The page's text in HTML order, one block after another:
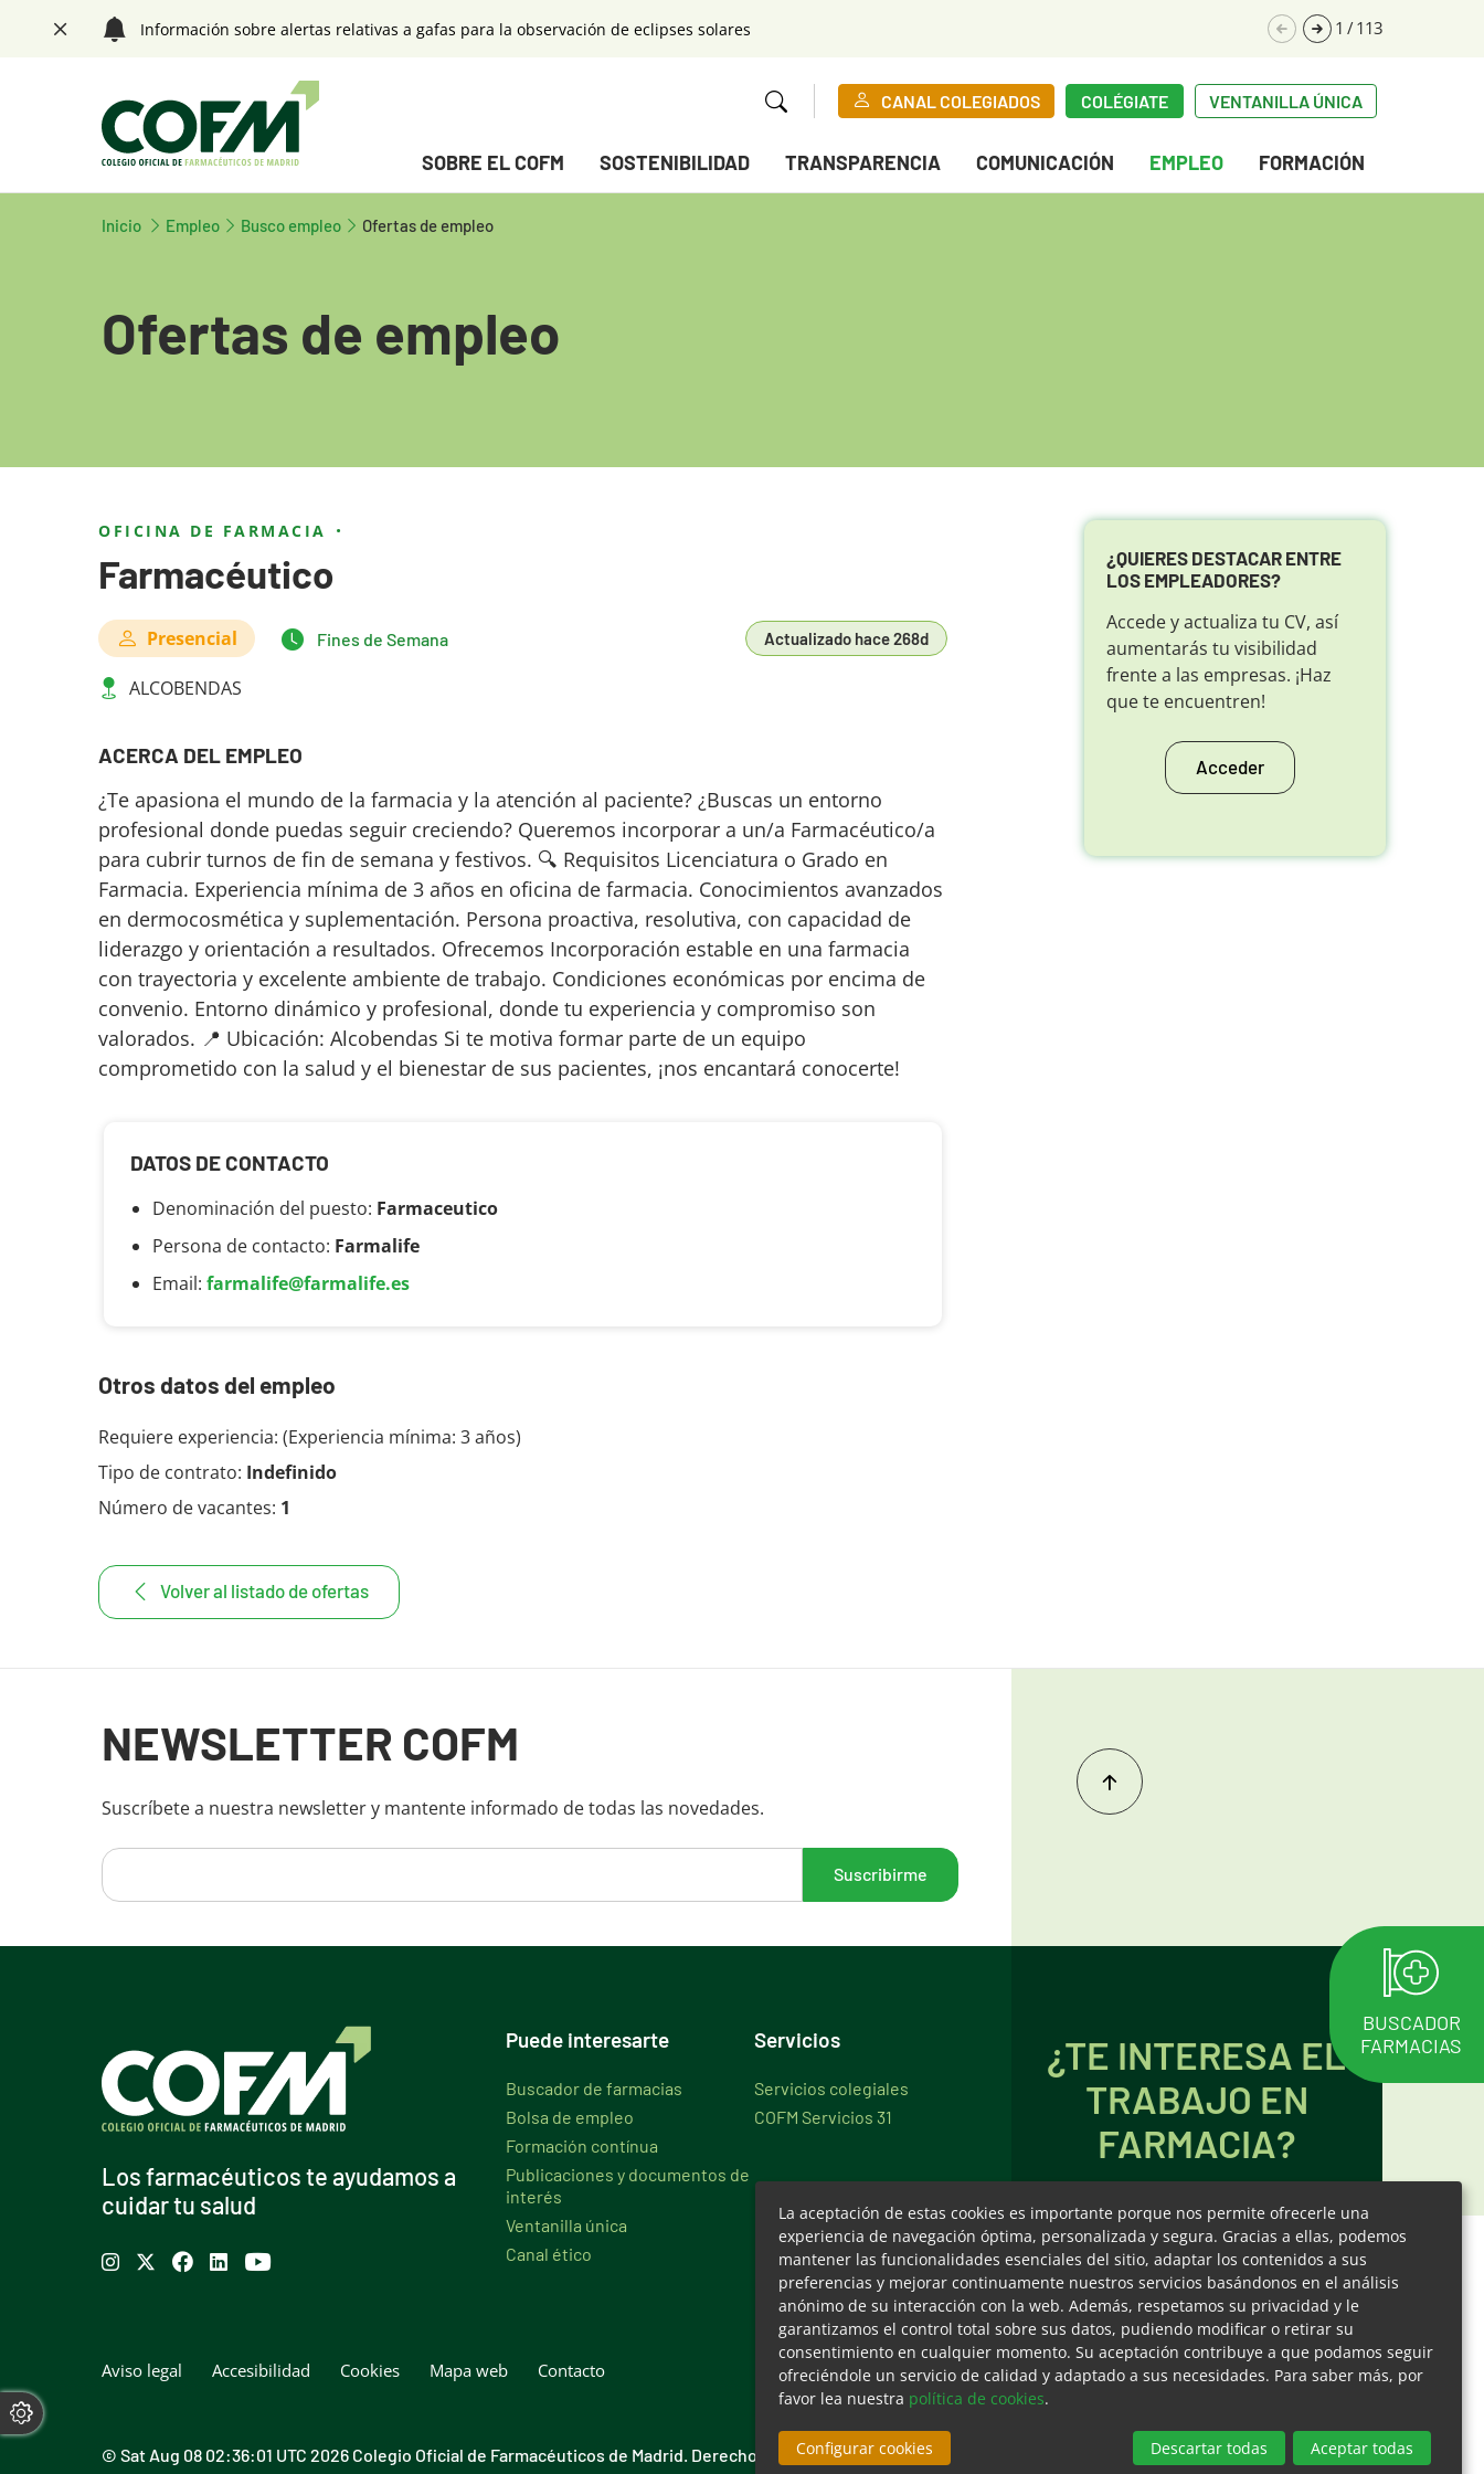
Saltar navegación. Ir directamente al contenido principal
Información sobre alertas relativas a gafas para la observación de eclipses solares 1 /113
CANAL COLEGIADOS COLÉGIATE VENTANILLA ÚNICA
Menú principalSOBRE EL COFM SOSTENIBILIDAD TRANSPARENCIA COMUNICACIÓN EMPLEO FORMACIÓN
Inicio Tecla de acceso 1
Empleo Busco empleo Ofertas de empleo
Ofertas de empleo
OFICINA DE FARMACIA
Farmacéutico
Presencial Fines de Semana Actualizado hace 268d
ALCOBENDAS
ACERCA DEL EMPLEO
¿Te apasiona el mundo de la farmacia y la atención al paciente? ¿Buscas un entorno
profesional donde puedas seguir creciendo? Queremos incorporar a un/a Farmacéutico/a
para cubrir turnos de fin de semana y festivos. 🔍 Requisitos Licenciatura o Grado en
Farmacia. Experiencia mínima de 3 años en oficina de farmacia. Conocimientos avanzados
en dermocosmética y suplementación. Persona proactiva, resolutiva, con capacidad de
liderazgo y orientación a resultados. Ofrecemos Incorporación estable en una farmacia
con trayectoria y excelente ambiente de trabajo. Condiciones económicas por encima de
convenio. Entorno dinámico y profesional, donde tu experiencia y compromiso son
valorados. 📍 Ubicación: Alcobendas Si te motiva formar parte de un equipo
comprometido con la salud y el bienestar de sus pacientes, ¡nos encantará conocerte!
DATOS DE CONTACTO
Denominación del puesto: Farmaceutico
Persona de contacto: Farmalife
Email: farmalife@farmalife.es
Otros datos del empleo
Requiere experiencia: (Experiencia mínima: 3 años)
Tipo de contrato: Indefinido
Número de vacantes: 1
Volver al listado de ofertas
¿QUIERES DESTACAR ENTRE
LOS EMPLEADORES?
Accede y actualiza tu CV, así
aumentarás tu visibilidad
frente a las empresas. ¡Haz
que te encuentren!
Acceder
BUSCADOR
FARMACIAS
NEWSLETTER COFM
Suscríbete a nuestra newsletter y mantente informado de todas las novedades.
Los farmacéuticos te ayudamos a
cuidar tu salud
Se abre en ventana nueva
Se abre en ventana nueva
Se abre en ventana nueva
Puede interesarte
Buscador de farmacias
Bolsa de empleo
Formación contínua
Publicaciones y documentos de
interés
Ventanilla única
Canal ético
Servicios
Servicios colegiales
COFM Servicios 31
Menú pie
Aviso legal Tecla de acceso 8
Accesibilidad Cookies Mapa web Contacto
© Sat Aug 08 02:36:01 UTC 2026 Colegio Oficial de Farmacéuticos de Madrid. Derechos reservados.
¿TE INTERESA EL
TRABAJO EN
FARMACIA?
PONEMOS EN
CONTACTO A LOS
MEJORES
PROFESIONALES
CAMBIAR CONFIGURACIÓN DE COOKIES
La aceptación de estas cookies es importante porque nos permite ofrecerle una
experiencia de navegación óptima, personalizada y segura. Gracias a ellas, podemos
mantener las funcionalidades esenciales del sitio, adaptar los contenidos a sus
preferencias y mejorar continuamente nuestros servicios basándonos en el análisis
anónimo de su interacción con la web. Además, respetamos su privacidad y le
garantizamos el control total sobre sus datos, pudiendo modificar o retirar su
consentimiento en cualquier momento. Su aceptación contribuye a que podamos seguir
ofreciéndole un servicio de calidad y adaptado a sus necesidades. Para saber más, por
favor lea nuestra política de cookies.
Configurar cookies Descartar todas Aceptar todas